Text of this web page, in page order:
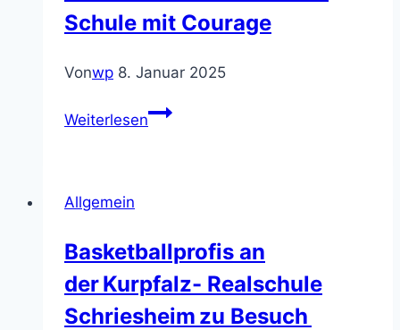
Schule mit Courage
Vonwp 8. Januar 2025
WeiterlesenSchule
Courage
Allgemein
Basketballprofis an
der Kurpfalz- Realschule
Schriesheim zu Besuch